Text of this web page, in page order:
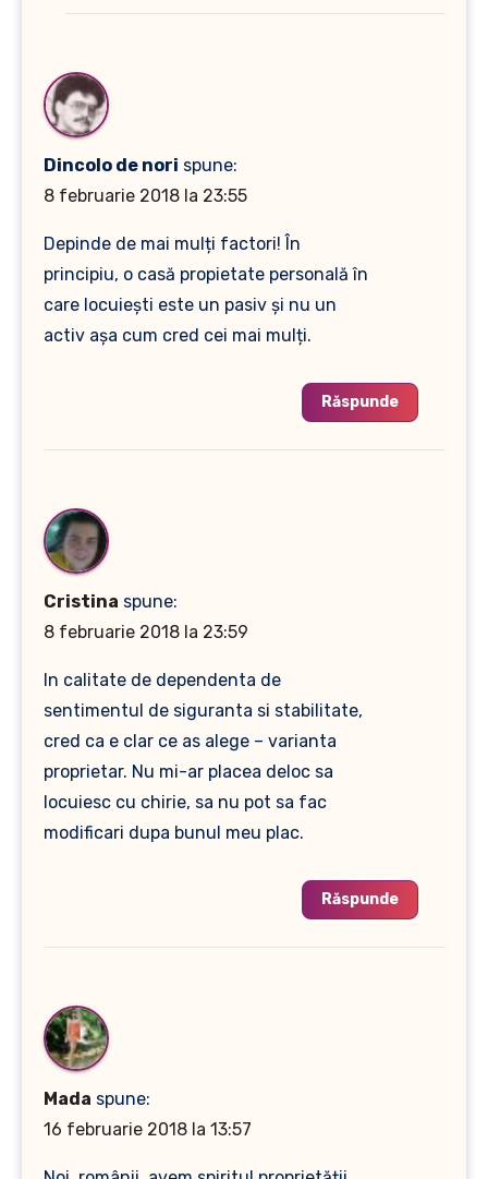
Dincolo de nori spune:
8 februarie 2018 la 23:55
Depinde de mai mulți factori! În
principiu, o casă propietate personală în
care locuiești este un pasiv și nu un
activ așa cum cred cei mai mulți.
Răspunde
Cristina spune:
8 februarie 2018 la 23:59
In calitate de dependenta de
sentimentul de siguranta si stabilitate,
cred ca e clar ce as alege – varianta
proprietar. Nu mi-ar placea deloc sa
locuiesc cu chirie, sa nu pot sa fac
modificari dupa bunul meu plac.
Răspunde
Mada spune:
16 februarie 2018 la 13:57